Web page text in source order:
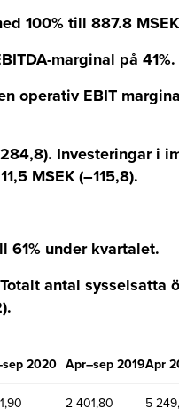
100% till 887.8
marginal på 41%.
operativ EBIT
Investeringar i
MSEK (–115,8).
under kvartalet.
antal sysselsatta
2020 Apr–sep 2019Apr
2 401,80 5